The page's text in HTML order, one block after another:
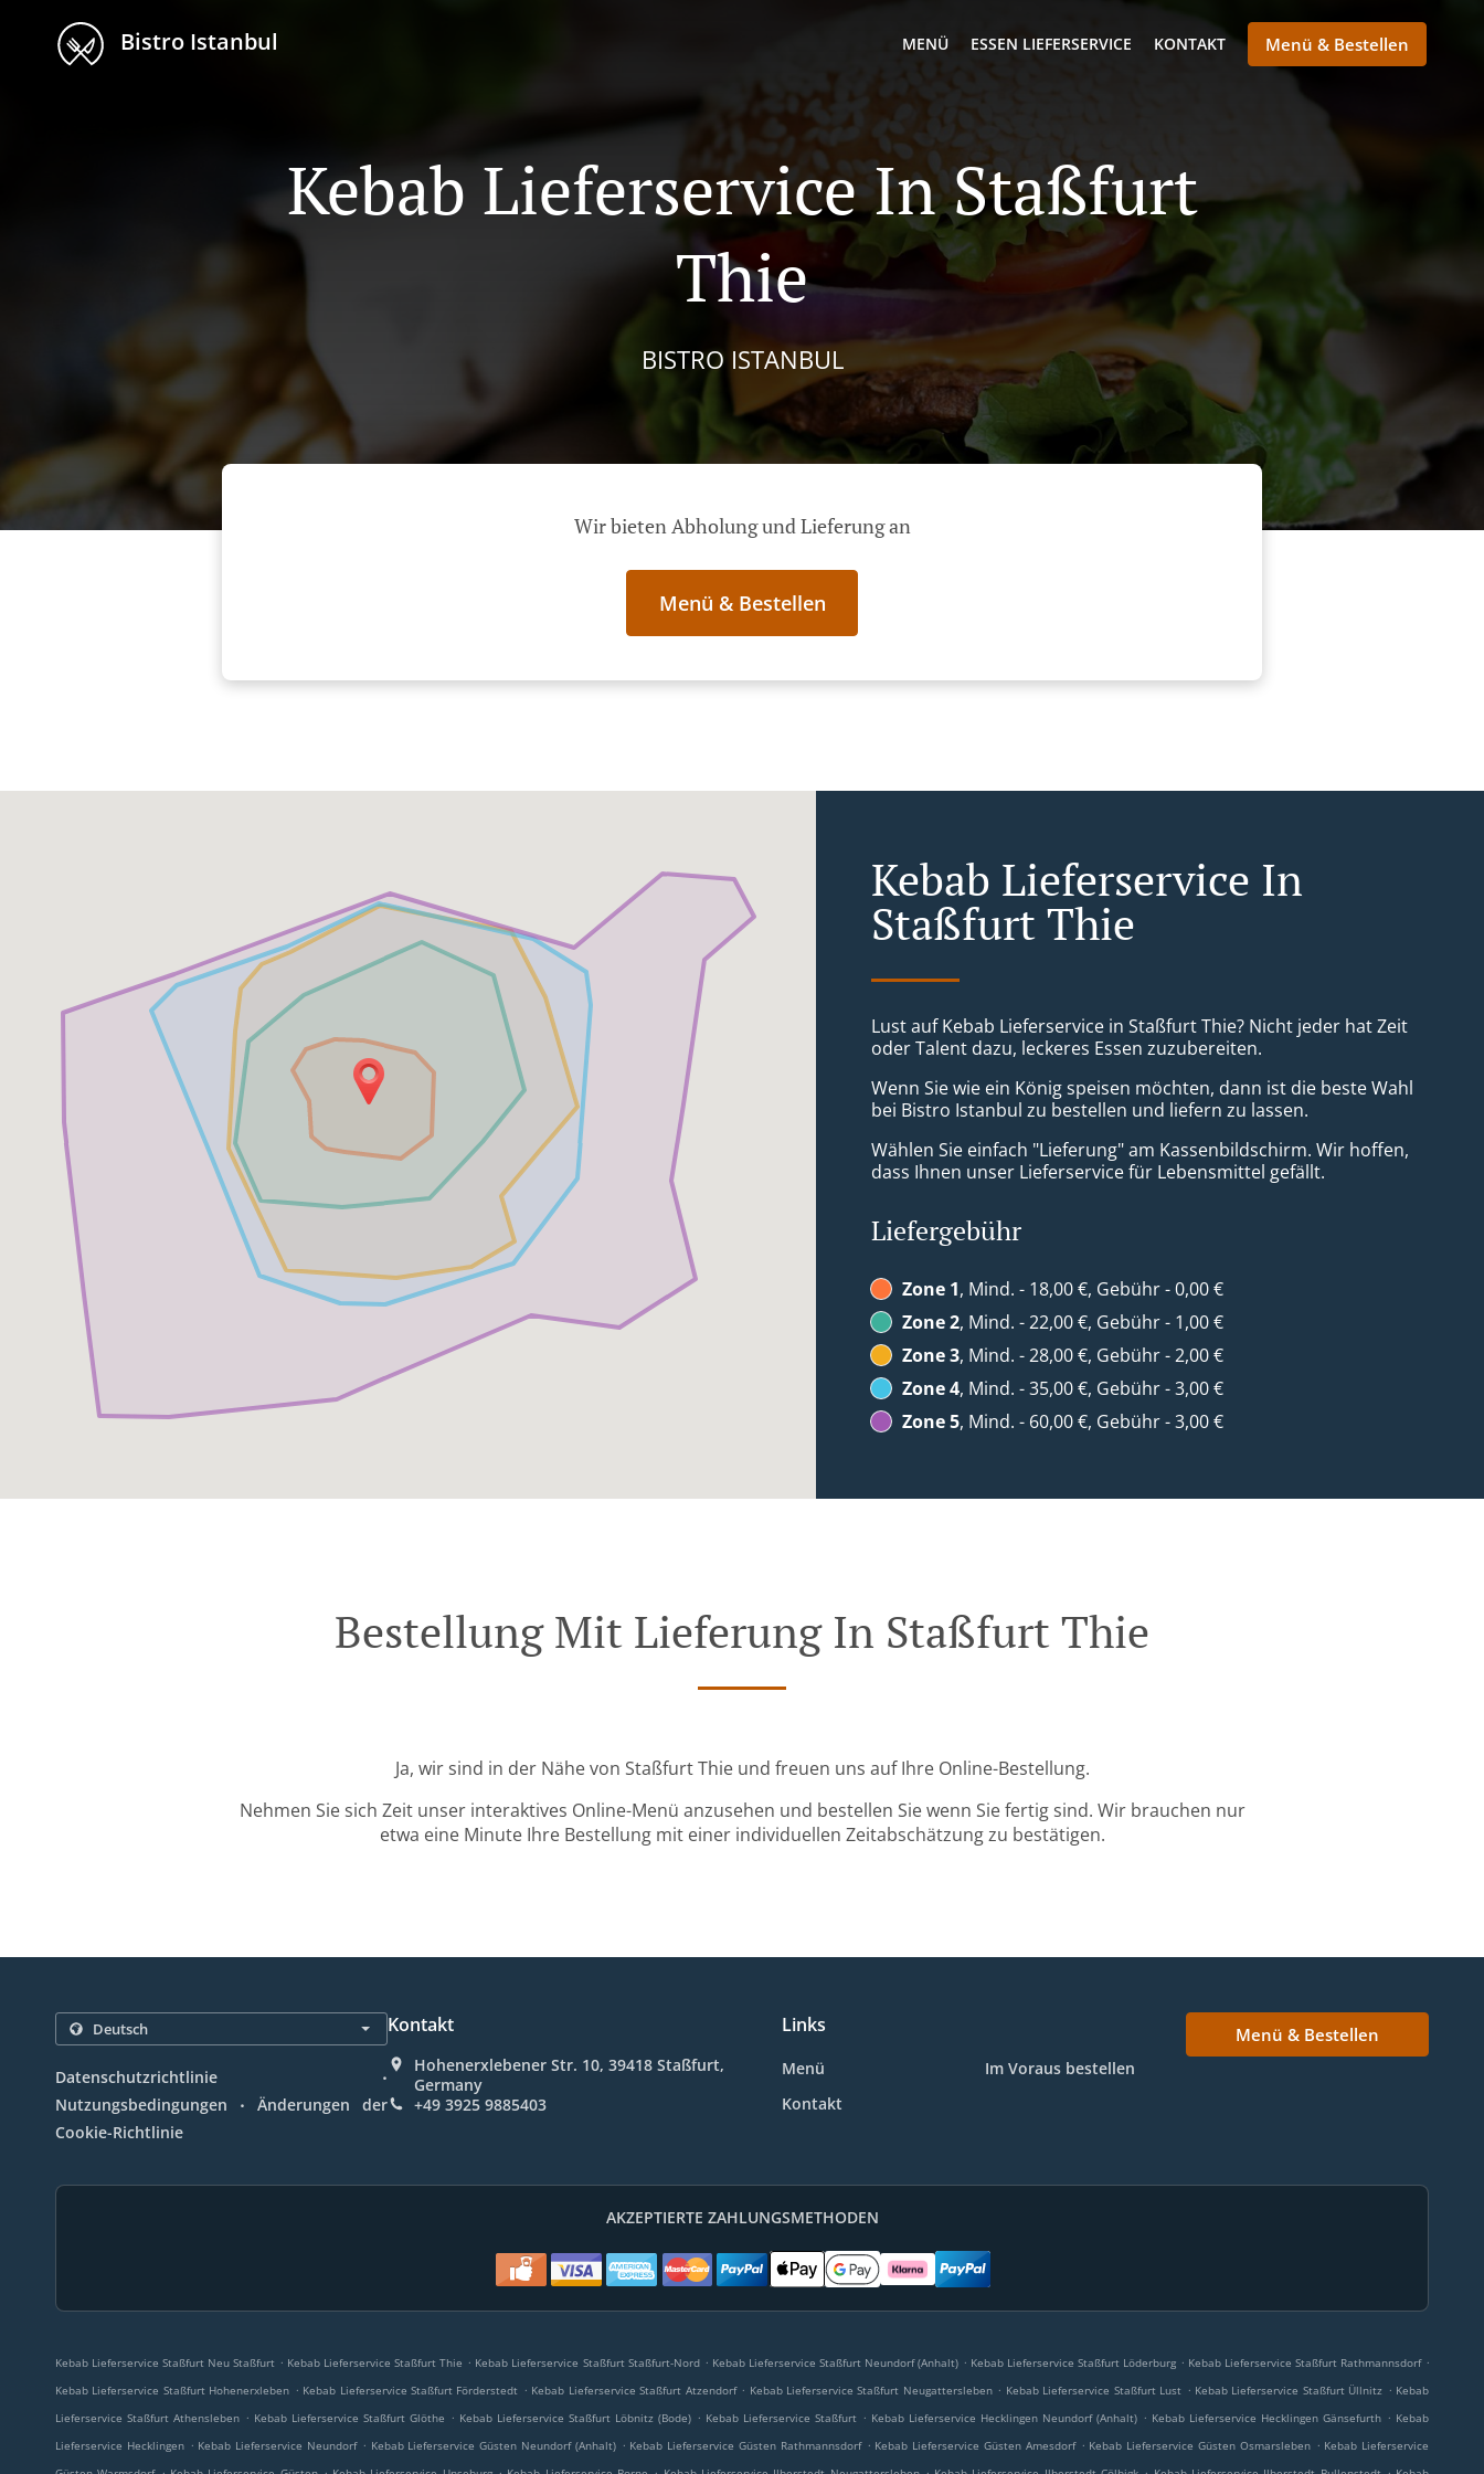
Bistro Istanbul MENÜ ESSEN LIEFERSERVICE KONTAKT Menü & Bestellen
Kebab Lieferservice In Staßfurt
Thie
BISTRO ISTANBUL
Wir bieten Abholung und Lieferung an
Menü & Bestellen
Kebab Lieferservice In
Staßfurt Thie
Lust auf Kebab Lieferservice in Staßfurt Thie? Nicht jeder hat Zeit
oder Talent dazu, leckeres Essen zuzubereiten.
Wenn Sie wie ein König speisen möchten, dann ist die beste Wahl
bei Bistro Istanbul zu bestellen und liefern zu lassen.
Wählen Sie einfach "Lieferung" am Kassenbildschirm. Wir hoffen,
dass Ihnen unser Lieferservice für Lebensmittel gefällt.
Liefergebühr
Zone 1, Mind. - 18,00 €, Gebühr - 0,00 €
Zone 2, Mind. - 22,00 €, Gebühr - 1,00 €
Zone 3, Mind. - 28,00 €, Gebühr - 2,00 €
Zone 4, Mind. - 35,00 €, Gebühr - 3,00 €
Zone 5, Mind. - 60,00 €, Gebühr - 3,00 €
Bestellung Mit Lieferung In Staßfurt Thie
Ja, wir sind in der Nähe von Staßfurt Thie und freuen uns auf Ihre Online-Bestellung.
Nehmen Sie sich Zeit unser interaktives Online-Menü anzusehen und bestellen Sie wenn Sie fertig sind. Wir brauchen nur
etwa eine Minute Ihre Bestellung mit einer individuellen Zeitabschätzung zu bestätigen.
Datenschutzrichtlinie .
Nutzungsbedingungen .
Änderungen der
Cookie-Richtlinie
Kontakt
Hohenerxlebener Str. 10, 39418 Staßfurt,
Germany
+49 3925 9885403
Links
Menü
Im Voraus bestellen
Kontakt
Menü & Bestellen
AKZEPTIERTE ZAHLUNGSMETHODEN
Kebab Lieferservice Staßfurt Neu Staßfurt . Kebab Lieferservice Staßfurt Thie . Kebab Lieferservice Staßfurt Staßfurt-Nord . Kebab Lieferservice Staßfurt Neundorf (Anhalt) . Kebab Lieferservice Staßfurt Löderburg . Kebab Lieferservice Staßfurt Rathmannsdorf .
Kebab Lieferservice Staßfurt Hohenerxleben . Kebab Lieferservice Staßfurt Förderstedt . Kebab Lieferservice Staßfurt Atzendorf . Kebab Lieferservice Staßfurt Neugattersleben . Kebab Lieferservice Staßfurt Lust . Kebab Lieferservice Staßfurt Üllnitz . Kebab
Lieferservice Staßfurt Athensleben . Kebab Lieferservice Staßfurt Glöthe . Kebab Lieferservice Staßfurt Löbnitz (Bode) . Kebab Lieferservice Staßfurt . Kebab Lieferservice Hecklingen Neundorf (Anhalt) . Kebab Lieferservice Hecklingen Gänsefurth . Kebab
Lieferservice Hecklingen . Kebab Lieferservice Neundorf . Kebab Lieferservice Güsten Neundorf (Anhalt) . Kebab Lieferservice Güsten Rathmannsdorf . Kebab Lieferservice Güsten Amesdorf . Kebab Lieferservice Güsten Osmarsleben . Kebab Lieferservice
. . . . . . .